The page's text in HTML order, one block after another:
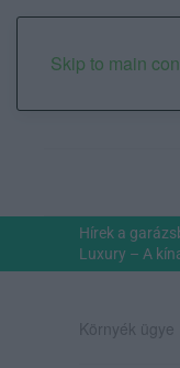
Skip to main
2026.
Hírek a
Luxury – A
Környék ügye